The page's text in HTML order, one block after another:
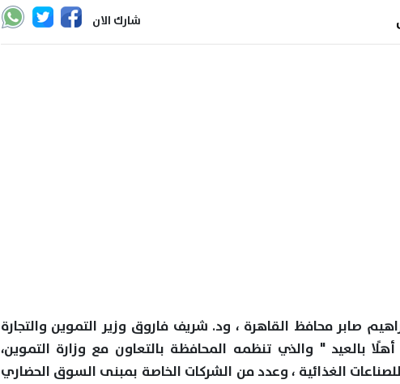
شارك الان
صابر محافظ القاهرة ، ود. شريف فاروق وزير التموين والتجارة
بالعيد " والذي تنظمه المحافظة بالتعاون مع وزارة التموين،
الغذائية ، وعدد من الشركات الخاصة بمبنى السوق الحضاري